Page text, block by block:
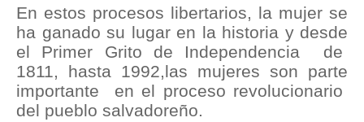
En estos procesos libertarios, la mujer se
ha ganado su lugar en la historia y desde
el Primer Grito de Independencia de
1811, hasta 1992,las mujeres son parte
importante en el proceso revolucionario
del pueblo salvadoreño.